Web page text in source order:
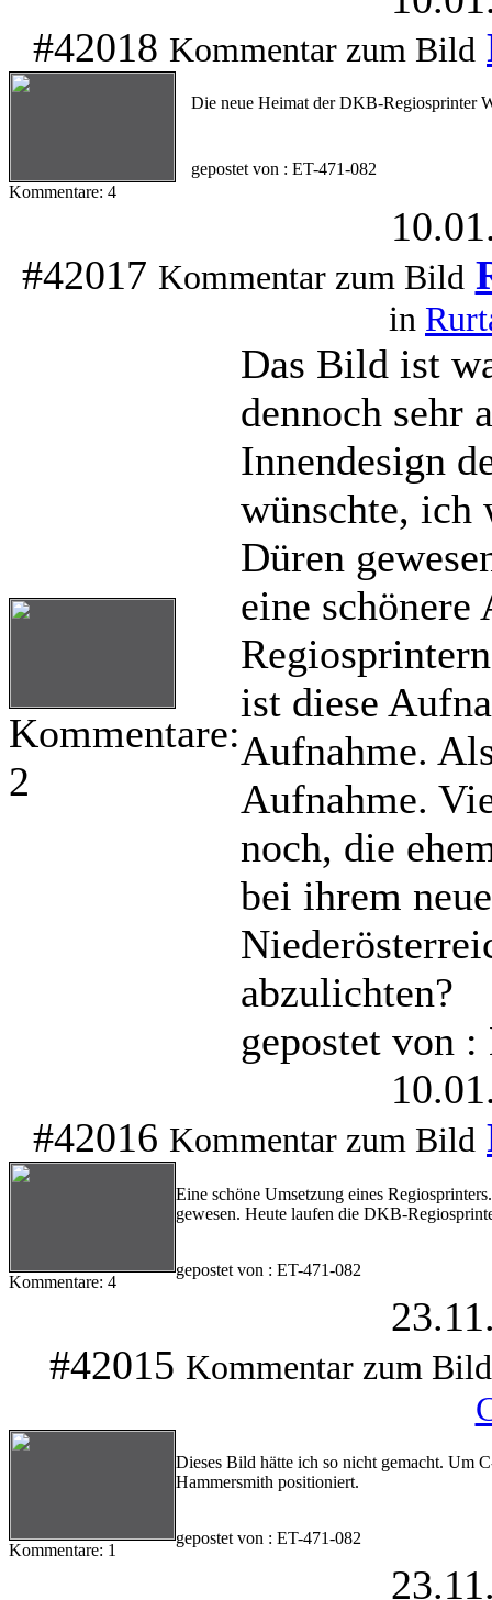
#42018 Kommentar zum Bild
Kommentare: 4
Die neue Heimat der DKB-Regiosprinter
gepostet von : ET-471-082
#42017 Kommentar zum Bild
in
Kommentare:
2
Das Bild ist
dennoch sehr
Innendesign
wünschte, ich
Düren
eine
ist diese
Aufnahme.
Aufnahme.
noch, die
bei ihrem
abzulichten?
gepostet von
#42016 Kommentar zum Bild
Kommentare: 4
Eine schöne Umsetzung eines
gewesen. Heute laufen die DKB-
gepostet von : ET-471-082
#42015 Kommentar zum Bild
Kommentare: 1
Dieses Bild hätte ich so nicht gemacht. Um
Hammersmith positioniert.
gepostet von : ET-471-082